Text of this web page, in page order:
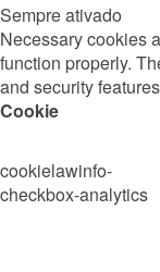
Sempre ativado
Necessary cookies
function properly.
and security
Cookie
cookielawinfo-
checkbox-analytics